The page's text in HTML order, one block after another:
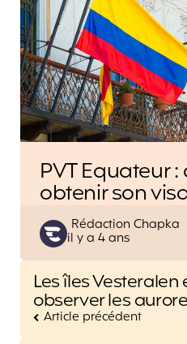
PVT Equateur
obtenir son
Posted
by
Rédaction Chapka
il y a 4 ans
Post
navigation
Les îles
observer les
Article précédent